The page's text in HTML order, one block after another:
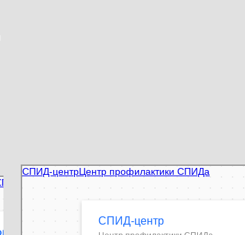
СПИД-центр
Центр профилактики СПИДа в Набережных Челнах